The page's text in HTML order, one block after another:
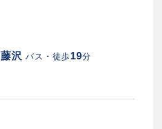
藤沢バス・徒歩19分